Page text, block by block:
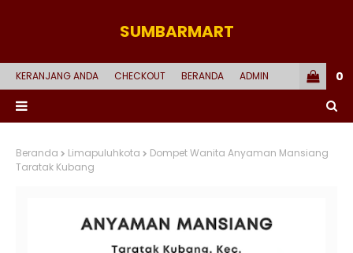
SUMBARMART
KERANJANG ANDA CHECKOUT BERANDA ADMIN 0
Beranda Limapuluhkota
Dompet Wanita Anyaman Mansiang
Taratak Kubang